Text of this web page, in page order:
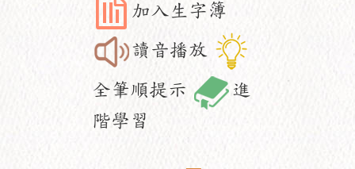
加入生字簿
讀音播放
全筆順提示
進
階學習